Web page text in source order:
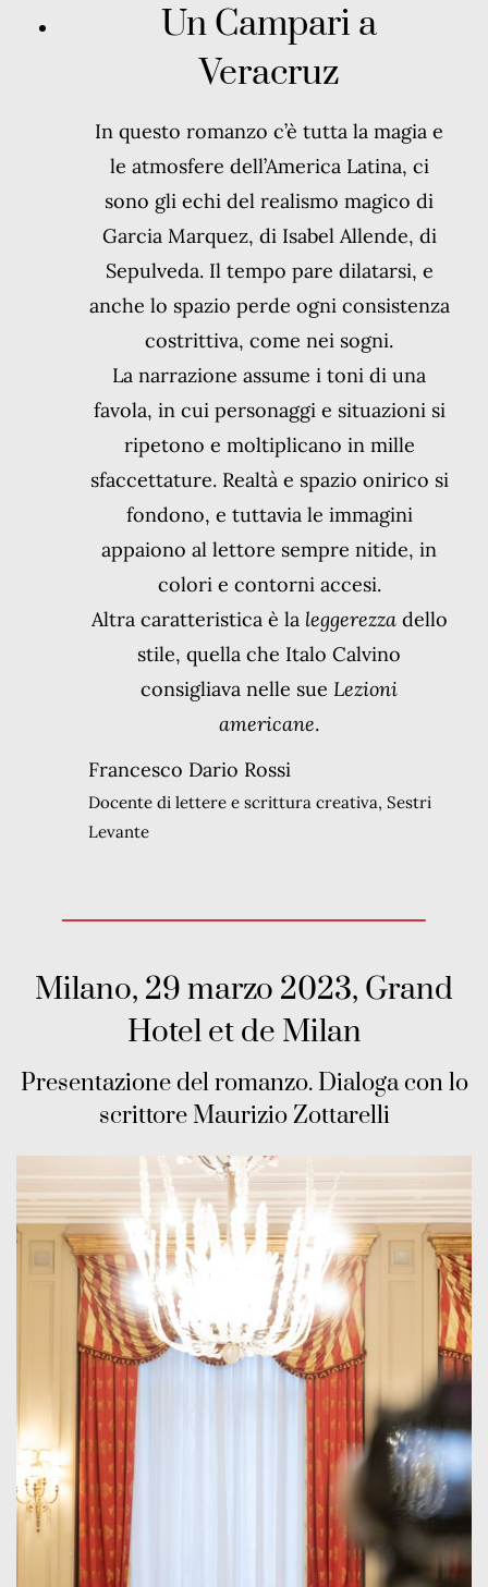
Un Campari a
Veracruz
In questo romanzo c’è tutta la magia e
le atmosfere dell’America Latina, ci
sono gli echi del realismo magico di
Garcia Marquez, di Isabel Allende, di
Sepulveda. Il tempo pare dilatarsi, e
anche lo spazio perde ogni consistenza
costrittiva, come nei sogni.
La narrazione assume i toni di una
favola, in cui personaggi e situazioni si
ripetono e moltiplicano in mille
sfaccettature. Realtà e spazio onirico si
fondono, e tuttavia le immagini
appaiono al lettore sempre nitide, in
colori e contorni accesi.
Altra caratteristica è la leggerezzadello
stile, quella che Italo Calvino
consigliava nelle sue Lezioni
americane.
Francesco Dario Rossi
Docente di lettere e scrittura creativa, Sestri
Levante
Milano, 29 marzo 2023, Grand
Hotel et de Milan
Presentazione del romanzo. Dialoga con lo
scrittore Maurizio Zottarelli